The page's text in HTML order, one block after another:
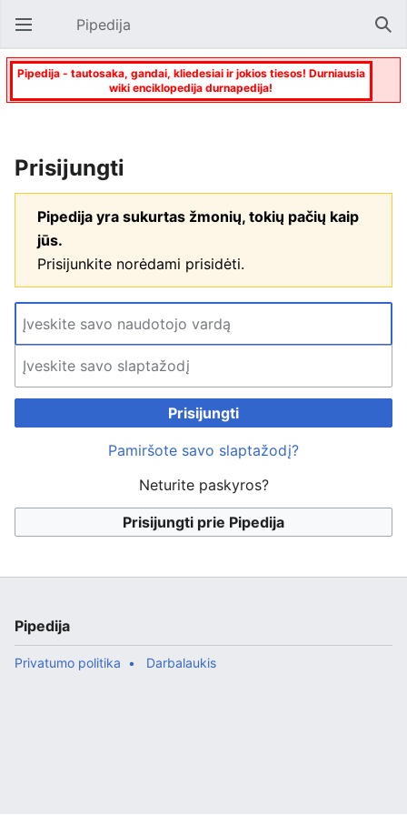
Atverti pagrindinį meniu Pipedija
Pipedija - tautosaka, gandai, kliedesiai ir jokios tiesos! Durniausia
wiki enciklopedija durnapedija!
Prisijungti
Pipedija yra sukurtas žmonių, tokių pačių kaip
jūs.
Prisijunkite norėdami prisidėti.
Prisijungti
Pamiršote savo slaptažodį?
Neturite paskyros?
Prisijungti prie Pipedija
Pipedija
Privatumo politika Darbalaukis